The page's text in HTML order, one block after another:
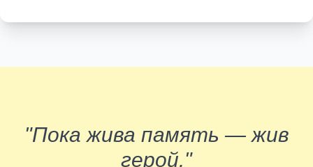
"Пока жива память — жив
герой."